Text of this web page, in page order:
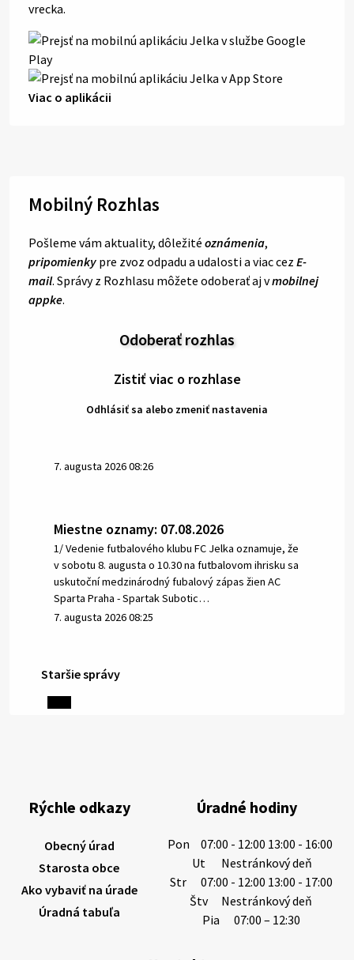
vrecka.
Viac o aplikácii
Mobilný Rozhlas
Pošleme vám aktuality, dôležité oznámenia,
pripomienky pre zvoz odpadu a udalosti a viac cez E-
mail. Správy z Rozhlasu môžete odoberať aj vmobilnej
appke.
Odoberať rozhlas
Zistiť viac o rozhlase
Odhlásiť sa alebo zmeniť nastavenia
7. augusta 2026 08:26
Miestne oznamy: 07.08.2026
1/ Vedenie futbalového klubu FC Jelka oznamuje, že
v sobotu 8. augusta o 10.30 na futbalovom ihrisku sa
uskutoční medzinárodný fubalový zápas žien AC
Sparta Praha - Spartak Subotic…
7. augusta 2026 08:25
6. augusta 2026 08:13
výdatnosti vodárenských zdrojov.
Západoslovenská vodárenská spoločnosť preto
6. augusta 2026 08:12
5. augusta 2026 13:10
Staršie správy
Rýchle odkazy
Obecný úrad
Starosta obce
Ako vybaviť na úrade
Úradná tabuľa
Úradné hodiny
Pon
07:00 - 12:00 13:00 - 16:00
Ut
Nestránkový deň
Str
07:00 - 12:00 13:00 - 17:00
Štv
Nestránkový deň
Pia
07:00 – 12:30